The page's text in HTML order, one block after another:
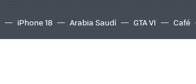
iPhone 18 Arabia Saudí GTA VI Café